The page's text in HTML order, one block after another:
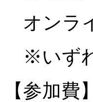
オンラ
※いずれ
【参加費